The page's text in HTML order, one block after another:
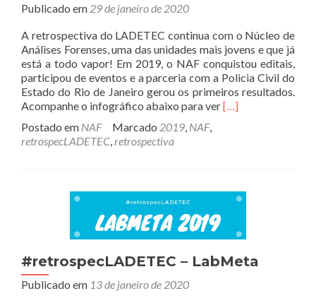
Publicado em 29 de janeiro de 2020
A retrospectiva do LADETEC continua com o Núcleo de
Análises Forenses, uma das unidades mais jovens e que já
está a todo vapor! Em 2019, o NAF conquistou editais,
participou de eventos e a parceria com a Policia Civil do
Estado do Rio de Janeiro gerou os primeiros resultados.
Acompanhe o infográfico abaixo para verLeia
[…]
Postado em NAF Marcado 2019 NAF,
retrospecLADETEC retrospectiva
#retrospecLADETEC – LabMeta
Publicado em 13 de janeiro de 2020